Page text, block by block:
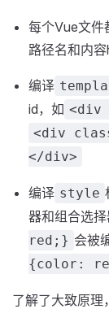
每个Vue文件
路径名和内
编译
id，如 <div
<div
</div>
编译 style
器和组合选
red;} 会被
{color:
了解了大致原